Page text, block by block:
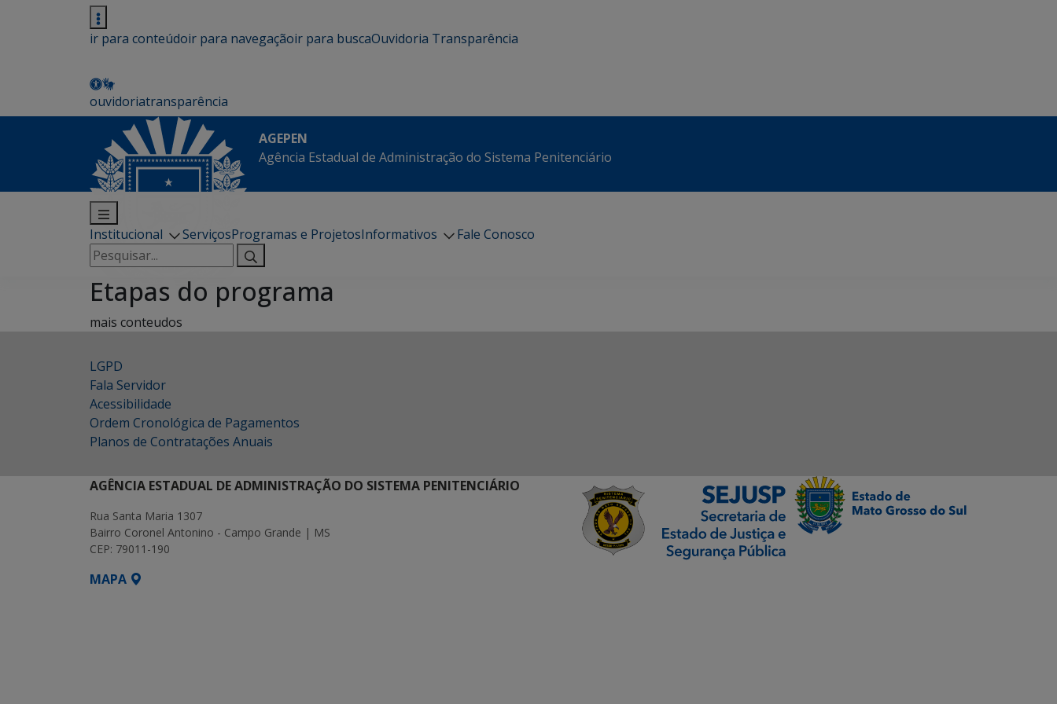
ir para conteúdoir para navegaçãoir para buscaOuvidoria Transparência
ouvidoriatransparência
AGEPEN
Agência Estadual de Administração do Sistema Penitenciário
Institucional ServiçosProgramas e ProjetosInformativos
Fale Conosco
Pesquisar
por:
Etapas do programa
mais conteudos
LGPD
Fala Servidor
Acessibilidade
Ordem Cronológica de Pagamentos
Planos de Contratações Anuais
AGÊNCIA ESTADUAL DE ADMINISTRAÇÃO DO SISTEMA PENITENCIÁRIO
Rua Santa Maria 1307
Bairro Coronel Antonino - Campo Grande | MS
CEP: 79011-190
MAPA